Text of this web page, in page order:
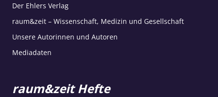
Der Ehlers Verlag
raum&zeit – Wissenschaft, Medizin und Gesellschaft
Unsere Autorinnen und Autoren
Mediadaten
raum&zeit Hefte